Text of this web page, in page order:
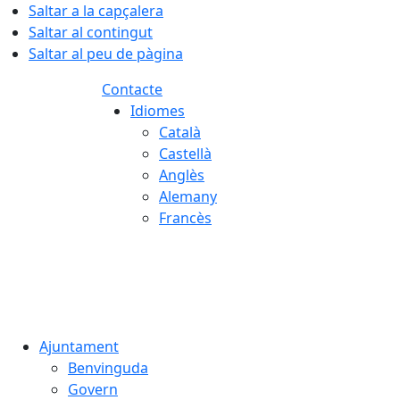
Saltar a la capçalera
Saltar al contingut
Saltar al peu de pàgina
Contacte
Idiomes
Català
Castellà
Anglès
Alemany
Francès
Ajuntament
Benvinguda
Govern